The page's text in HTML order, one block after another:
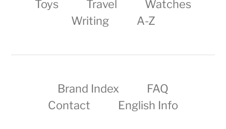
Toys
Travel
Watches
Writing
A-Z
Brand Index
FAQ
Contact
English Info